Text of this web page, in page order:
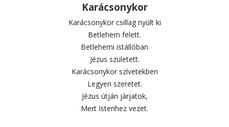
Karácsonykor
Karácsonykor csillag nyúlt ki
Betlehem felett.
Betlehemi istállóban
Jézus született.
Karácsonykor szívetekben
Legyen szeretet.
Jézus útján járjatok,
Mert Istenhez vezet.